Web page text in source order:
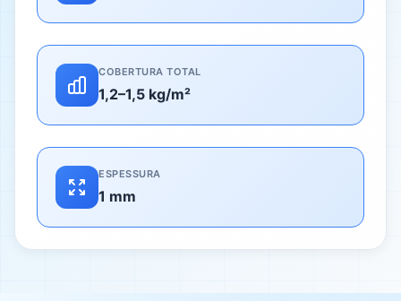
COBERTURA TOTAL
1,2–1,5 kg/m²
ESPESSURA
1 mm